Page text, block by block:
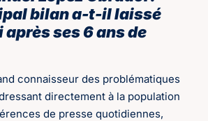
bilan a-t-il laissé
ses 6 ans de
connaisseur des problématiques
directement à la population
de presse quotidiennes,